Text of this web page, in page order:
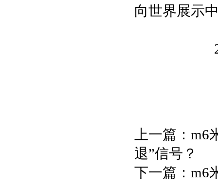
向世界展示
上一篇： m6
退”信号？
下一篇： m6